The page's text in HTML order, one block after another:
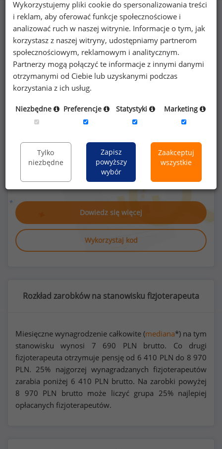
30%
imprezy integracyjne
Poszukujesz szczegółowych danych o
wynagrodzeniach
fizjoterapeutów
lub na
innych stanowiskach?
Dowiedz się więcej
Wykorzystaj kod
Rozkład zarobków na stanowisku fizjoterapeuta
Miesięczne wynagrodzenie całkowite (mediana*) na tym
stanowisku wynosi 7 690 PLN brutto. Co drugi
fizjoterapeuta otrzymuje pensję od 6 410 PLN do 8 970
PLN. 25% najgorzej wynagradzanych fizjoterapeutów
zarabia poniżej 6 410 PLN brutto. Na zarobki powyżej
8 970 PLN brutto może liczyć grupa 25% najlepiej
opłacanych fizjoterapeutów.
Wykorzystujemy pliki cookie do spersonalizowania treści
i reklam, aby oferować funkcje społecznościowe i
analizować ruch w naszej witrynie. Informacje o tym, jak
korzystasz z naszej witryny, udostępniamy partnerom
społecznościowym, reklamowym i analitycznym.
Partnerzy mogą połączyć te informacje z innymi danymi
otrzymanymi od Ciebie lub uzyskanymi podczas
korzystania z ich usług.
Niezbędne Preferencje Statystyki Marketing
Tylko
niezbędne
Zapisz
powyższy
wybór
Zaakceptuj
wszystkie